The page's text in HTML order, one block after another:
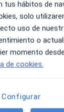
como un
y la calidad
tratadas
Déficit
Disartria
más detalles
sobre la
tus hábitos de
solo
uso de
o
momento
de cookies.
Configurar